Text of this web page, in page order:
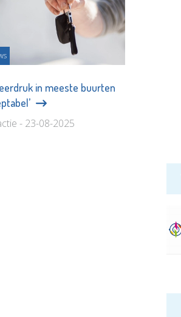
in meeste buurten
- 23-08-2025